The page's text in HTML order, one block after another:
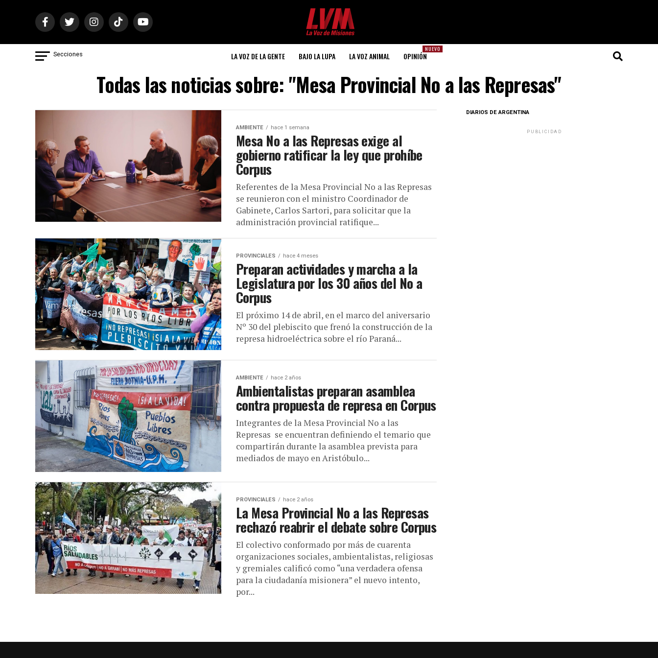
Secciones LA VOZ DE LA GENTE BAJO LA LUPA LA VOZ ANIMAL
NUEVO
OPINIÓN
Todas las noticias sobre: "Mesa Provincial No a las Represas"
AMBIENTE hace 1 semana
Mesa No a las Represas exige al
gobierno ratificar la ley que prohíbe
Corpus
Referentes de la Mesa Provincial No a las Represas
se reunieron con el ministro Coordinador de
Gabinete, Carlos Sartori, para solicitar que la
administración provincial ratifique...
PROVINCIALES hace 4 meses
Preparan actividades y marcha a la
Legislatura por los 30 años del No a
Corpus
El próximo 14 de abril, en el marco del aniversario
Nº 30 del plebiscito que frenó la construcción de la
represa hidroeléctrica sobre el río Paraná...
AMBIENTE hace 2 años
Ambientalistas preparan asamblea
contra propuesta de represa en Corpus
Integrantes de la Mesa Provincial No a las
Represas se encuentran definiendo el temario que
compartirán durante la asamblea prevista para
mediados de mayo en Aristóbulo...
PROVINCIALES hace 2 años
La Mesa Provincial No a las Represas
rechazó reabrir el debate sobre Corpus
El colectivo conformado por más de cuarenta
organizaciones sociales, ambientalistas, religiosas
y gremiales calificó como “una verdadera ofensa
para la ciudadanía misionera” el nuevo intento,
por...
DIARIOS DE ARGENTINA
PUBLICIDAD